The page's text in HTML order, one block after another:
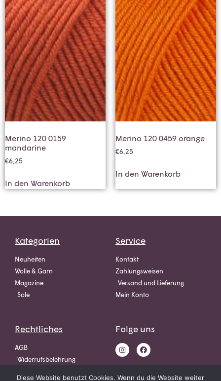
Merino 120 0159
mandarine
€6,25
In den Warenkorb
Merino 120 0459 orange
€6,25
In den Warenkorb
Kategorien
Neuheiten
Wolle & Garn
Magazine
Sale
Service
Kontakt
Zahlungsweisen
Versand und Lieferung
Mein Konto
Rechtliches
AGB
Widerrufsbelehrung
Folge uns
Diese Website benutzt Cookies. Wenn du die Website weiter